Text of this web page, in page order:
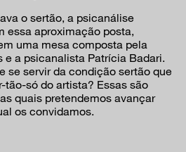
o sertão, a psicanálise
essa aproximação posta,
uma mesa composta pela
a psicanalista Patrícia Badari.
se servir da condição sertão que
tão-só do artista? Essas são
quais pretendemos avançar
os convidamos.